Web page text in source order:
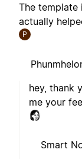
The template
actually
P
hey, thank
me your
Smart